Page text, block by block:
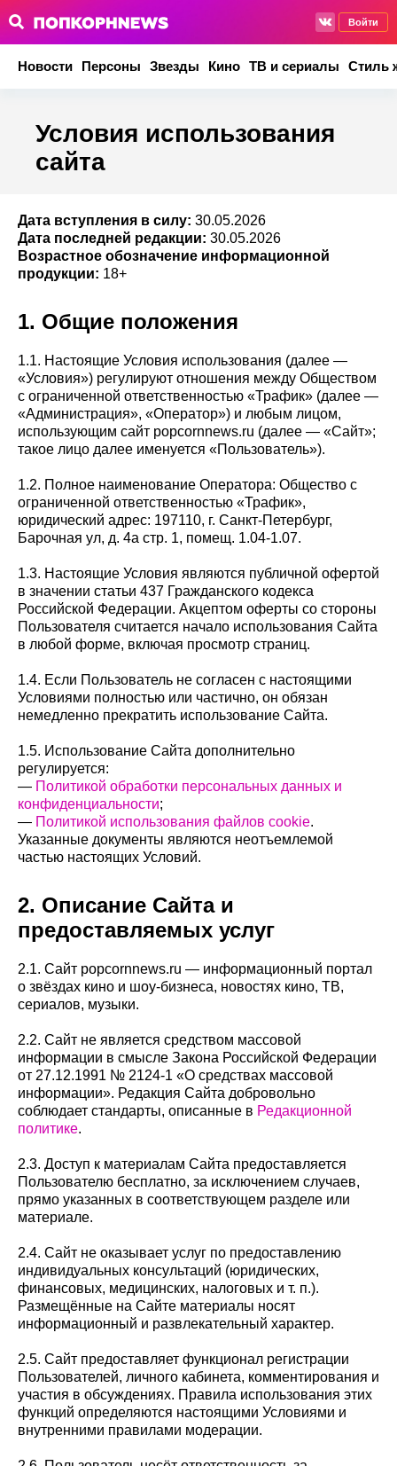
Войти
Новости Персоны Звезды Кино ТВ и сериалы Стиль
Условия использования
сайта
Дата вступления в силу: 30.05.2026
Дата последней редакции: 30.05.2026
Возрастное обозначение информационной
продукции: 18+
1. Общие положения
1.1. Настоящие Условия использования (далее —
«Условия») регулируют отношения между Обществом
с ограниченной ответственностью «Трафик» (далее —
«Администрация», «Оператор») и любым лицом,
использующим сайт popcornnews.ru (далее — «Сайт»;
такое лицо далее именуется «Пользователь»).
1.2. Полное наименование Оператора: Общество с
ограниченной ответственностью «Трафик»,
юридический адрес: 197110, г. Санкт-Петербург,
Барочная ул, д. 4а стр. 1, помещ. 1.04-1.07.
1.3. Настоящие Условия являются публичной офертой
в значении статьи 437 Гражданского кодекса
Российской Федерации. Акцептом оферты со стороны
Пользователя считается начало использования Сайта
в любой форме, включая просмотр страниц.
1.4. Если Пользователь не согласен с настоящими
Условиями полностью или частично, он обязан
немедленно прекратить использование Сайта.
1.5. Использование Сайта дополнительно
регулируется:
— Политикой обработки персональных данных и
конфиденциальности;
— Политикой использования файлов cookie.
Указанные документы являются неотъемлемой
частью настоящих Условий.
2. Описание Сайта и
предоставляемых услуг
2.1. Сайт popcornnews.ru — информационный портал
о звёздах кино и шоу-бизнеса, новостях кино, ТВ,
сериалов, музыки.
2.2. Сайт не является средством массовой
информации в смысле Закона Российской Федерации
от 27.12.1991 № 2124-1 «О средствах массовой
информации». Редакция Сайта добровольно
соблюдает стандарты, описанные в Редакционной
политике.
2.3. Доступ к материалам Сайта предоставляется
Пользователю бесплатно, за исключением случаев,
прямо указанных в соответствующем разделе или
материале.
2.4. Сайт не оказывает услуг по предоставлению
индивидуальных консультаций (юридических,
финансовых, медицинских, налоговых и т. п.).
Размещённые на Сайте материалы носят
информационный и развлекательный характер.
2.5. Сайт предоставляет функционал регистрации
Пользователей, личного кабинета, комментирования и
участия в обсуждениях. Правила использования этих
функций определяются настоящими Условиями и
внутренними правилами модерации.